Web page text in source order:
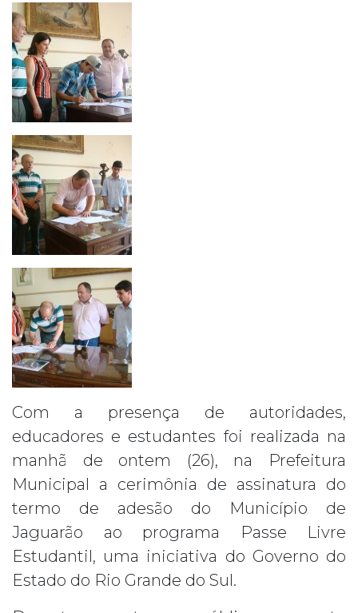
Com a presença de autoridades,
educadores e estudantes foi realizada na
manhã de ontem (26), na Prefeitura
Municipal a cerimônia de assinatura do
termo de adesão do Município de
Jaguarão ao programa Passe Livre
Estudantil, uma iniciativa do Governo do
Estado do Rio Grande do Sul.